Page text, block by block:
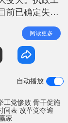
n
前已确定失去
Nigel
表现强劲，接
，夺下多区议
斯特区。法拉
阅读更多
自动播放
工党惨败 骨干促施
间表 改革党夺逾
家